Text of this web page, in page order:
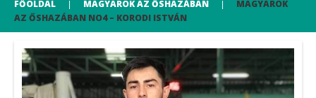
FŐOLDAL MAGYAROK AZ ŐSHAZÁBAN
MAGYAROK
AZ ŐSHAZÁBAN NO4 – KORODI ISTVÁN